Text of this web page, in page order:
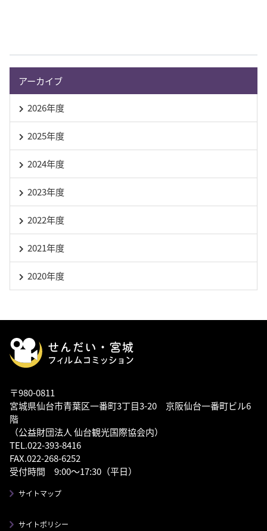
アーカイブ
2026年度
2025年度
2024年度
2023年度
2022年度
2021年度
2020年度
〒980-0811
宮城県仙台市青葉区一番町3丁目3-20 京阪仙台一番町ビル6
階
（公益財団法人 仙台観光国際協会内）
TEL.022-393-8416
FAX.022-268-6252
受付時間 9:00～17:30（平日）
サイトマップ
サイトポリシー